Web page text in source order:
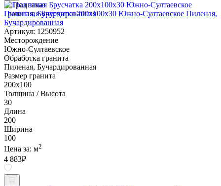
Под заказ
Гранитная Брусчатка 200х100x30 Южно-Султаевское Пиленая,
Бучардированная
Артикул: 1250952
Месторождение
Южно-Султаевское
Обработка гранита
Пиленая, Бучардированная
Размер гранита
200х100
Толщина / Высота
30
Длина
200
Ширина
100
Цена за: м2
4 883₽